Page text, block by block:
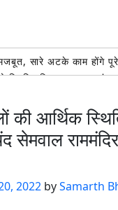
सारे अटके काम होंगे
किए फल,कहा
पुष्प वर्षा कर
गंगाजल लेने आए शिवभक्त
सारे अटके काम होंगे
की आर्थिक
सेमवाल राममंदिर
2022 bySamarth